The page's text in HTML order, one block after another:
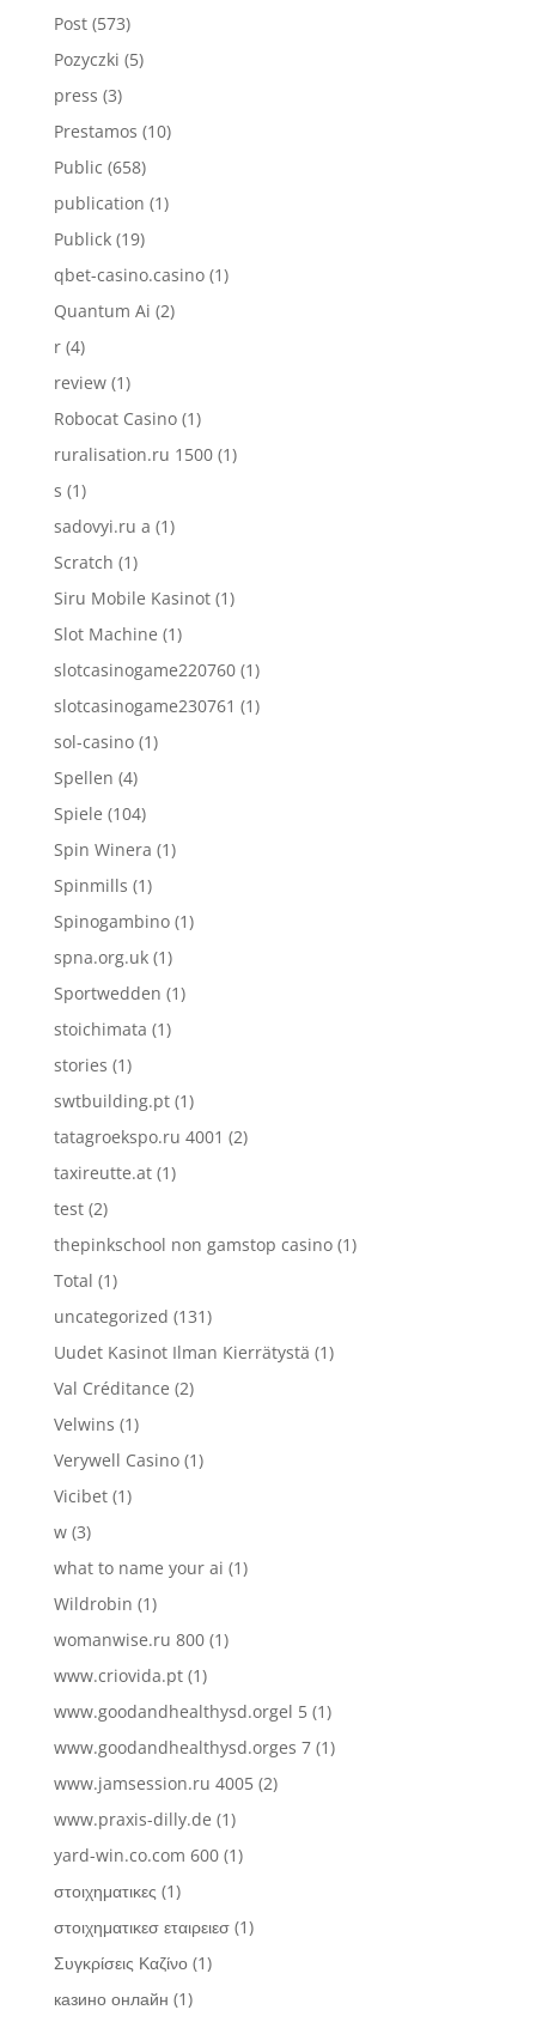
Post(573)
Pozyczki (5)
press (3)
Prestamos (10)
Public (658)
publication (1)
Publick(19)
qbet-casino.casino(1)
Quantum Ai (2)
r(4)
review(1)
Robocat Casino(1)
ruralisation.ru 1500(1)
s (1)
sadovyi.ru a (1)
Scratch (1)
Siru Mobile Kasinot(1)
Slot Machine (1)
slotcasinogame220760(1)
slotcasinogame230761 (1)
sol-casino(1)
Spellen (4)
Spiele (104)
Spin Winera (1)
Spinmills (1)
Spinogambino(1)
spna.org.uk(1)
Sportwedden (1)
stoichimata (1)
stories (1)
swtbuilding.pt(1)
tatagroekspo.ru 4001 (2)
taxireutte.at(1)
test(2)
thepinkschool non gamstop casino(1)
Total (1)
uncategorized (131)
Uudet Kasinot Ilman Kierrätystä (1)
Val Créditance (2)
Velwins (1)
Verywell Casino(1)
Vicibet(1)
w(3)
what to name your ai (1)
Wildrobin (1)
womanwise.ru 800(1)
www.criovida.pt(1)
www.goodandhealthysd.orgel 5(1)
www.goodandhealthysd.orges 7(1)
www.jamsession.ru 4005(2)
www.praxis-dilly.de (1)
yard-win.co.com 600(1)
στοιχηματικες (1)
στοιχηματικεσ εταιρειεσ(1)
Συγκρίσεις Καζίνο(1)
казино онлайн (1)